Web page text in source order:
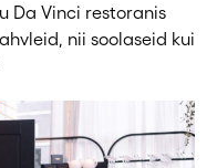
Da Vinci restoranis
nii soolaseid kui